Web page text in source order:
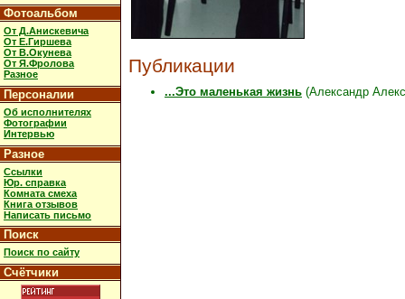
Фотоальбом
От Д.Анискевича
От Е.Гиршева
От В.Окунева
От Я.Фролова
Разное
Персоналии
Об исполнителях
Фотографии
Интервью
Разное
Ссылки
Юр. справка
Комната смеха
Книга отзывов
Написать письмо
Поиск
Поиск по сайту
Счётчики
Публикации
...Это маленькая жизнь (Александр